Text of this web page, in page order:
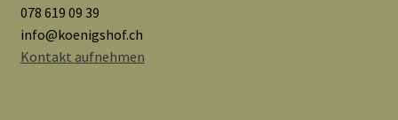
078 619 09 39
info@koenigshof.ch
Kontakt aufnehmen